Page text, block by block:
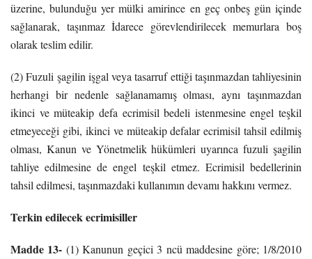
üzerine, bulunduğu yer mülki amirince en geç onbeş gün içinde
sağlanarak, taşınmaz İdarece görevlendirilecek memurlara boş
olarak teslim edilir.
(2) Fuzuli şagilin işgal veya tasarruf ettiği taşınmazdan tahliyesinin
herhangi bir nedenle sağlanamamış olması, aynı taşınmazdan
ikinci ve müteakip defa ecrimisil bedeli istenmesine engel teşkil
etmeyeceği gibi, ikinci ve müteakip defalar ecrimisil tahsil edilmiş
olması, Kanun ve Yönetmelik hükümleri uyarınca fuzuli şagilin
tahliye edilmesine de engel teşkil etmez. Ecrimisil bedellerinin
tahsil edilmesi, taşınmazdaki kullanımın devamı hakkını vermez.
Terkin edilecek ecrimisiller
Madde 13- (1) Kanunun geçici 3 ncü maddesine göre; 1/8/2010